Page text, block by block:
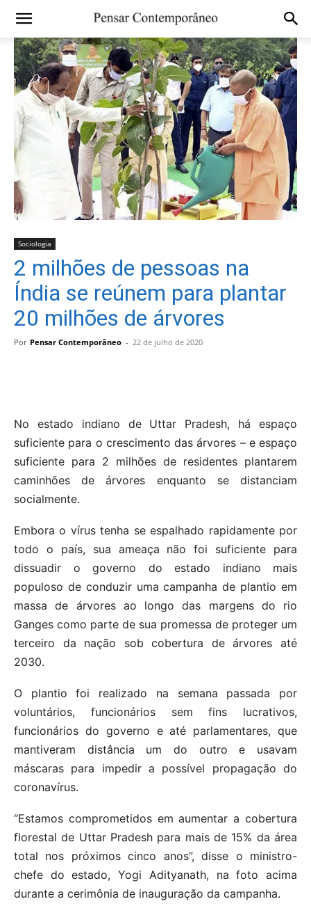
Sociologia
2 milhões de pessoas na
Índia se reúnem para plantar
20 milhões de árvores
Por Pensar Contemporâneo - 22 de julho de 2020
No estado indiano de Uttar Pradesh, há espaço
suficiente para o crescimento das árvores – e espaço
suficiente para 2 milhões de residentes plantarem
caminhões de árvores enquanto se distanciam
socialmente.
Embora o vírus tenha se espalhado rapidamente por
todo o país, sua ameaça não foi suficiente para
dissuadir o governo do estado indiano mais
populoso de conduzir uma campanha de plantio em
massa de árvores ao longo das margens do rio
Ganges como parte de sua promessa de proteger um
terceiro da nação sob cobertura de árvores até
2030.
O plantio foi realizado na semana passada por
voluntários, funcionários sem fins lucrativos,
funcionários do governo e até parlamentares, que
mantiveram distância um do outro e usavam
máscaras para impedir a possível propagação do
coronavírus.
“Estamos comprometidos em aumentar a cobertura
florestal de Uttar Pradesh para mais de 15% da área
total nos próximos cinco anos”, disse o ministro-
chefe do estado, Yogi Adityanath, na foto acima
durante a cerimônia de inauguração da campanha.